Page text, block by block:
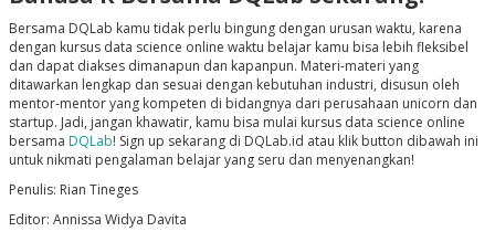
Bersama DQLab kamu tidak perlu bingung dengan urusan waktu, karena
dengan kursus data science online waktu belajar kamu bisa lebih fleksibel
dan dapat diakses dimanapun dan kapanpun. Materi-materi yang
ditawarkan lengkap dan sesuai dengan kebutuhan industri, disusun oleh
mentor-mentor yang kompeten di bidangnya dari perusahaan unicorn dan
startup. Jadi, jangan khawatir, kamu bisa mulai kursus data science online
bersama DQLab! Sign up sekarang di DQLab.id atau klik button dibawah ini
untuk nikmati pengalaman belajar yang seru dan menyenangkan!
Penulis: Rian Tineges
Editor: Annissa Widya Davita